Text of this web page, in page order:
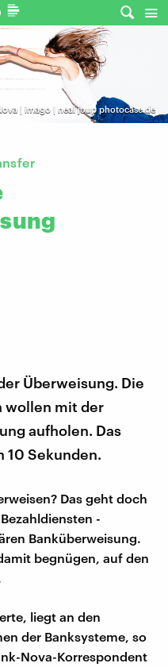
| imago | neal joup photocase.de
Überweisung. Die
wollen mit der
aufholen. Das
10 Sekunden.
Das geht doch
-
Banküberweisung.
begnügen, auf den
liegt an den
der Banksysteme, so
Nova-Korrespondent